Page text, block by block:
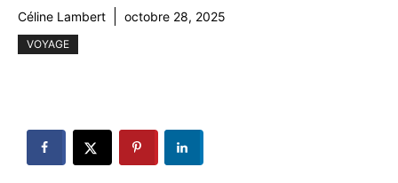
Céline Lambert octobre 28, 2025
VOYAGE